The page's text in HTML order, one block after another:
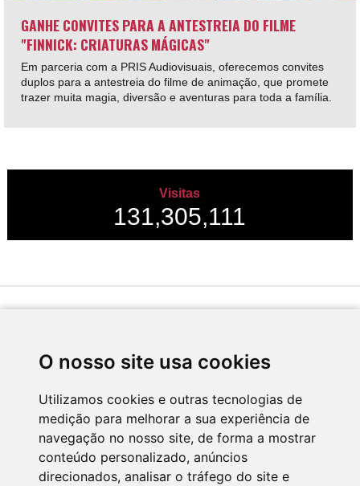
O nosso site usa cookies
Utilizamos cookies e outras tecnologias de
medição para melhorar a sua experiência de
navegação no nosso site, de forma a mostrar
conteúdo personalizado, anúncios
direcionados, analisar o tráfego do site e
GANHE CONVITES PARA A ANTESTREIA DO FILME
"FINNICK: CRIATURAS MÁGICAS"
Em parceria com a PRIS Audiovisuais, oferecemos convites
duplos para a antestreia do filme de animação, que promete
trazer muita magia, diversão e aventuras para toda a família.
Visitas
131,305,111